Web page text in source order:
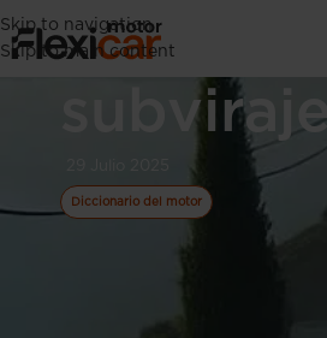
Skip to navigation
Skip to main content
Diccionario del motor